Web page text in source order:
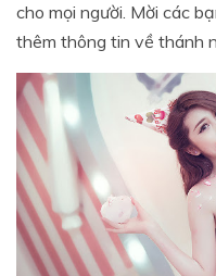
cho mọi người. Mời các
thêm thông tin về thánh